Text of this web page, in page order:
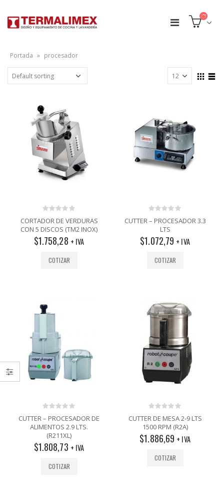
Portada » procesador
0
out
of
5
CORTADOR DE VERDURAS
CON 5 DISCOS (TM2 INOX)
$1.758,28 + IVA
COTIZAR
out
5
CUTTER – PROCESADOR 3.3
LTS
$1.072,79 + IVA
COTIZAR
out
of
CUTTER – PROCESADOR DE
ALIMENTOS 2.9 LTS.
(R211XL)
$1.808,73 + IVA
COTIZAR
0
out
of
5
CUTTER DE MESA 2-9 LTS
1500 RPM (R2A)
$1.886,69 + IVA
COTIZAR